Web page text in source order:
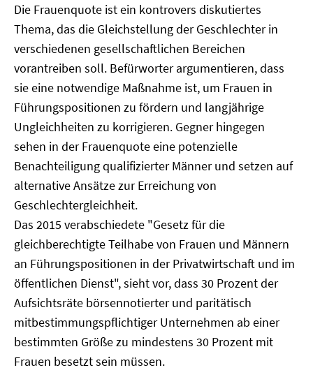
Die Frauenquote ist ein kontrovers diskutiertes
Thema, das die Gleichstellung der Geschlechter in
verschiedenen gesellschaftlichen Bereichen
vorantreiben soll. Befürworter argumentieren, dass
sie eine notwendige Maßnahme ist, um Frauen in
Führungspositionen zu fördern und langjährige
Ungleichheiten zu korrigieren. Gegner hingegen
sehen in der Frauenquote eine potenzielle
Benachteiligung qualifizierter Männer und setzen auf
alternative Ansätze zur Erreichung von
Geschlechtergleichheit.
Das 2015 verabschiedete "Gesetz für die
gleichberechtigte Teilhabe von Frauen und Männern
an Führungspositionen in der Privatwirtschaft und im
öffentlichen Dienst", sieht vor, dass 30 Prozent der
Aufsichtsräte börsennotierter und paritätisch
mitbestimmungspflichtiger Unternehmen ab einer
bestimmten Größe zu mindestens 30 Prozent mit
Frauen besetzt sein müssen.